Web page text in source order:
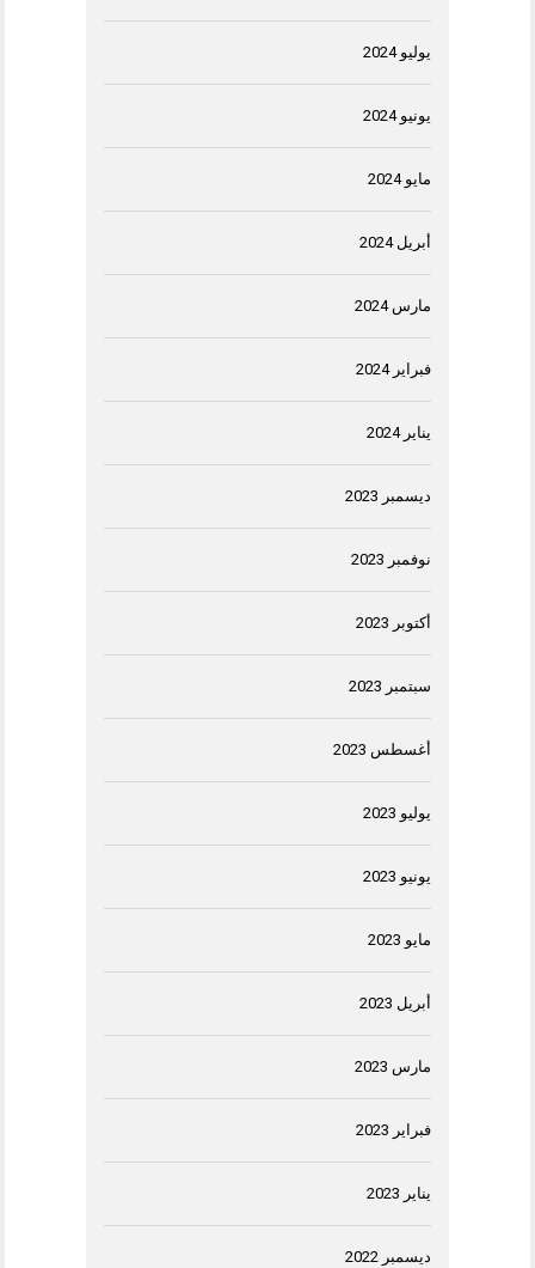
يوليو 2024
يونيو 2024
مايو 2024
أبريل 2024
مارس 2024
فبراير 2024
يناير 2024
ديسمبر 2023
نوفمبر 2023
أكتوبر 2023
سبتمبر 2023
أغسطس 2023
يوليو 2023
يونيو 2023
مايو 2023
أبريل 2023
مارس 2023
فبراير 2023
يناير 2023
ديسمبر 2022